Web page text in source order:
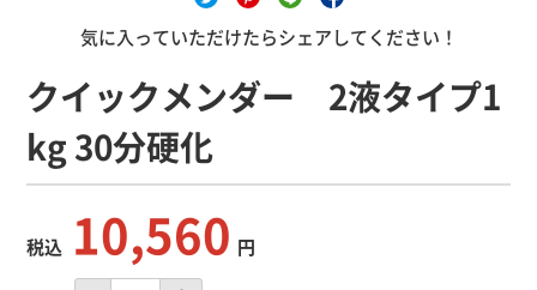
気に入っていただけたらシェアしてください！
クイックメンダー 2液タイプ1
kg 30分硬化
税込 10,560 円